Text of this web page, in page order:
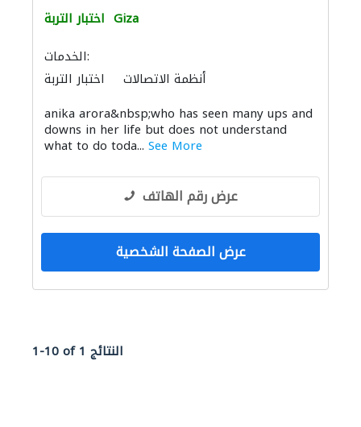
اختبار التربة Giza
الخدمات:
اختبار التربة
أنظمة الاتصالات
anika arora&nbsp;who has seen many ups and
downs in her life but does not understand
what to do toda... See More
عرض رقم الهاتف
عرض الصفحة الشخصية
1-10 of 1 النتائج